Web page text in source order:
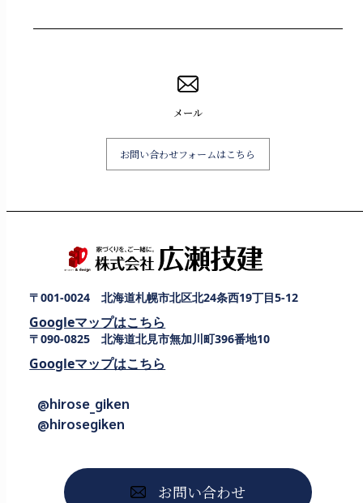
メール
お問い合わせフォームはこちら
〒001-0024 北海道札幌市北区北24条西19丁目5-12
Googleマップはこちら
〒090-0825 北海道北見市無加川町396番地10
Googleマップはこちら
@hirose_giken
@hirosegiken
お問い合わせ